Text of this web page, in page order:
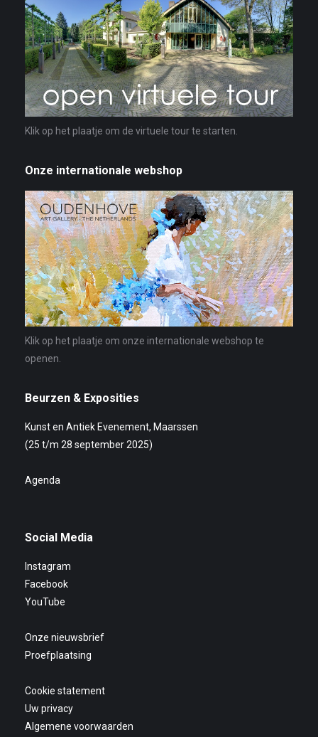
Klik op het plaatje om de virtuele tour te starten.
Onze internationale webshop
Klik op het plaatje om onze internationale webshop te
openen.
Beurzen & Exposities
Kunst en Antiek Evenement, Maarssen
(25 t/m 28 september 2025)
Agenda
Social Media
Instagram
Facebook
YouTube
Onze nieuwsbrief
Proefplaatsing
Cookie statement
Uw privacy
Algemene voorwaarden